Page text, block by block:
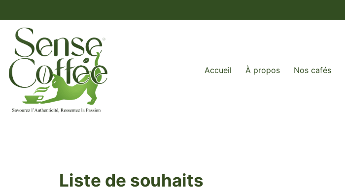
Accueil À propos Nos cafés
Liste de souhaits